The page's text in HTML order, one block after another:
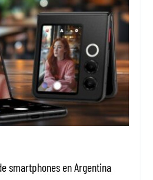
smartphones en Argentina